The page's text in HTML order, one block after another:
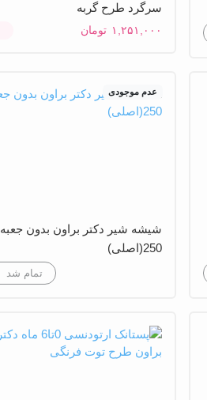
سرگرد طرح گربه
۱,۲۵۱,۰۰۰ تومان
عدم موجودی
شیشه شیر دکتر براون بدون جعبه
250(اصلی)
تمام شد